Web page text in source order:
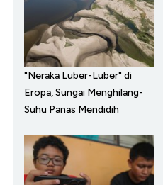
"Neraka Luber-Luber" di
Eropa, Sungai Menghilang-
Suhu Panas Mendidih